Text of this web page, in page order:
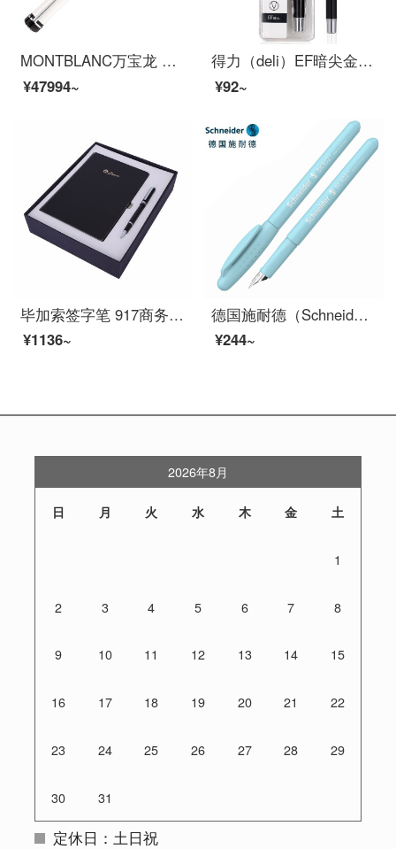
MONTBLANC万宝龙 Bonheur幸运星系列钢笔/墨水笔M尖 114831
¥47994~
得力（deli）EF暗尖金属钢笔小学生三年级专用男女矫姿书法练字签字笔礼盒 黑色 单支装
¥92~
毕加索签字笔 917商务办公签名笔礼盒装男女士礼品金属水笔0.5定制 709纯黑银夹宝珠笔+记事本礼盒套装
¥1136~
德国施耐德（Schneider）钢笔BK402+马卡龙男女学生用练字彩杆EF尖签字笔进口墨水笔土耳其蓝
¥244~
2026年8月
日 月 火 水 木 金 土
1
2 3 4 5 6 7 8
9 10 11 12 13 14 15
16 17 18 19 20 21 22
23 24 25 26 27 28 29
30 31
定休日：土日祝